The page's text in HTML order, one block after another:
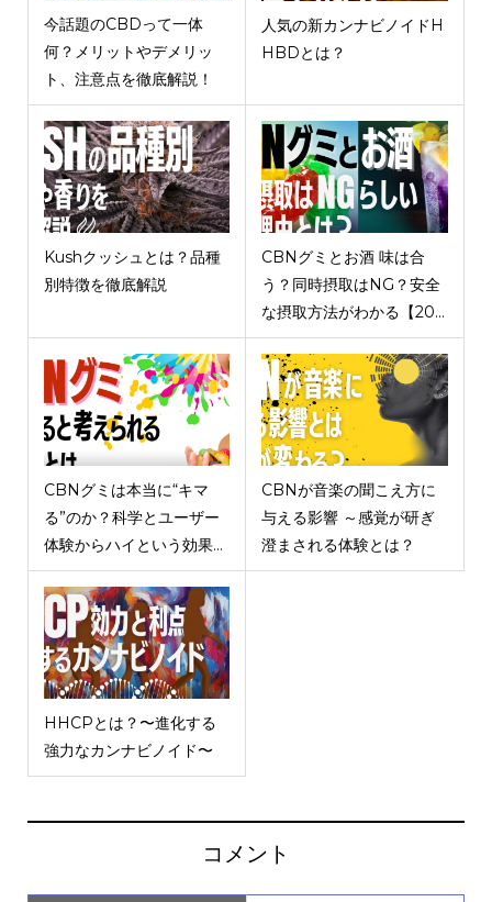
今話題のCBDって一体
何？メリットやデメリッ
ト、注意点を徹底解説！
人気の新カンナビノイドH
HBDとは？
Kushクッシュとは？品種
別特徴を徹底解説
CBNグミとお酒 味は合
う？同時摂取はNG？安全
な摂取方法がわかる【20...
CBNグミは本当に“キマ
る”のか？科学とユーザー
体験からハイという効果...
CBNが音楽の聞こえ方に
与える影響 ～感覚が研ぎ
澄まされる体験とは？
HHCPとは？〜進化する
強力なカンナビノイド〜
コメント